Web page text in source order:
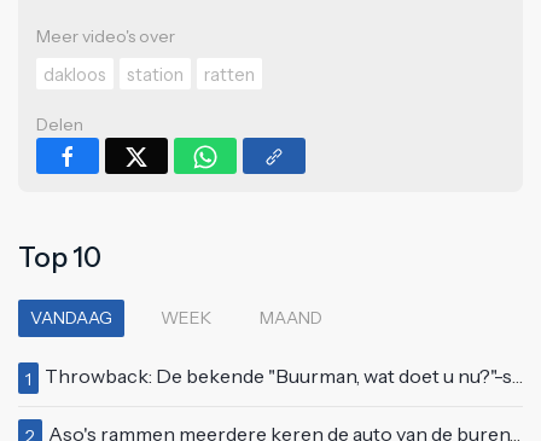
Meer video's over
dakloos
station ratten
Delen
Top 10
VANDAAG WEEK MAAND
1 Throwback: De bekende "Buurman, wat doet u nu?"-scène uit Flodder met Tatjana Šimić
Aso's rammen meerdere keren de auto van de buren, maar doen alsof er niets gebeurd is